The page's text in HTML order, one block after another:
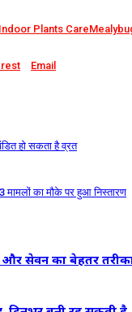
Indoor Plants Care
Email
हो सकता है व्रत
मामलों का मौके पर हुआ निस्तारण
और सेवन का बेहतर